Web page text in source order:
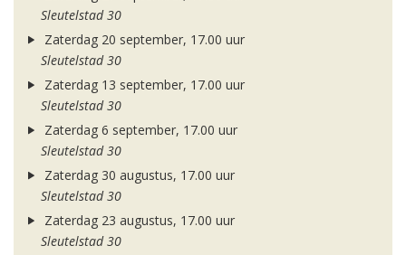
Sleutelstad 30
Zaterdag 20 september, 17.00 uur
Sleutelstad 30
Zaterdag 13 september, 17.00 uur
Sleutelstad 30
Zaterdag 6 september, 17.00 uur
Sleutelstad 30
Zaterdag 30 augustus, 17.00 uur
Sleutelstad 30
Zaterdag 23 augustus, 17.00 uur
Sleutelstad 30